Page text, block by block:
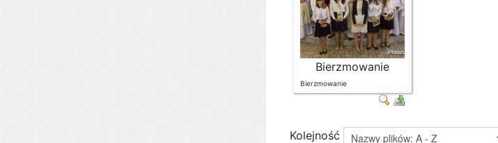
Bierzmowanie
Bierzmowanie
Kolejność